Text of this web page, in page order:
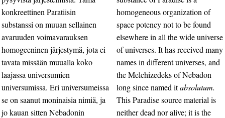
konkreettinen Paratiisin
substanssi on muuan sellainen
avaruuden voimavarauksen
homogeeninen järjestymä, jota ei
tavata missään muualla koko
laajassa universumien
universumissa. Eri universumeissa
se on saanut moninaisia nimiä, ja
jo kauan sitten Nebadonin
homogeneous organization of
space potency not to be found
elsewhere in all the wide universe
of universes. It has received many
names in different universes, and
the Melchizedeks of Nebadon
long since named itabsolutum.
This Paradise source material is
neither dead nor alive; it is the